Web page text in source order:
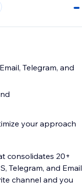
0
Telegram, and
your approach
consolidates 20+
Telegram, and Email
channel and you